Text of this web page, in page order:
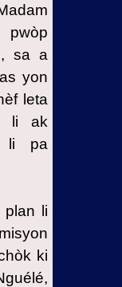
pwòp
sa a
yon
leta
li ak
li pa
plan li
ki